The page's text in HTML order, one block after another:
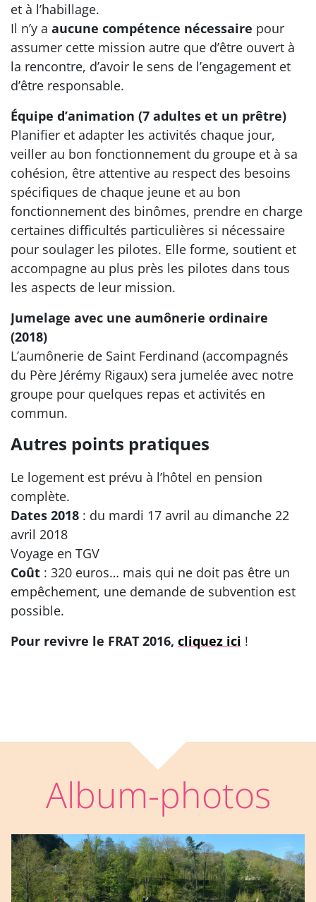
et à l’habillage.
Il n’y a aucune compétence nécessaire pour
assumer cette mission autre que d’être ouvert à
la rencontre, d’avoir le sens de l’engagement et
d’être responsable.
Équipe d’animation (7 adultes et un prêtre)
Planifier et adapter les activités chaque jour,
veiller au bon fonctionnement du groupe et à sa
cohésion, être attentive au respect des besoins
spécifiques de chaque jeune et au bon
fonctionnement des binômes, prendre en charge
certaines difficultés particulières si nécessaire
pour soulager les pilotes. Elle forme, soutient et
accompagne au plus près les pilotes dans tous
les aspects de leur mission.
Jumelage avec une aumônerie ordinaire
(2018)
L’aumônerie de Saint Ferdinand (accompagnés
du Père Jérémy Rigaux) sera jumelée avec notre
groupe pour quelques repas et activités en
commun.
Autres points pratiques
Le logement est prévu à l’hôtel en pension
complète.
Dates 2018 : du mardi 17 avril au dimanche 22
avril 2018
Voyage en TGV
Coût : 320 euros… mais qui ne doit pas être un
empêchement, une demande de subvention est
possible.
Pour revivre le FRAT 2016, cliquez ici !
Album-photos